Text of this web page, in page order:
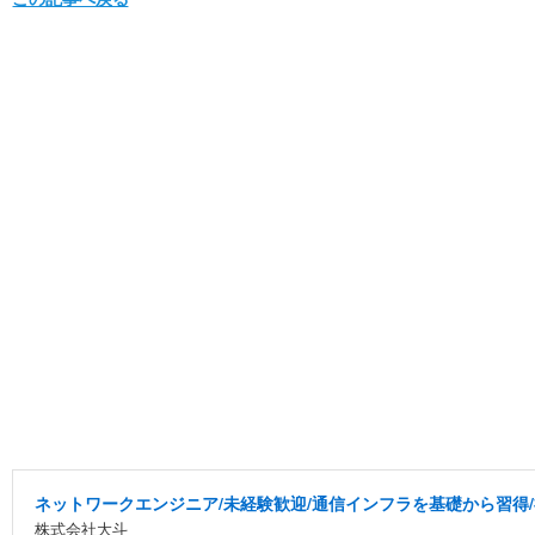
ネットワークエンジニア/未経験歓迎/通信インフラを基礎から習
株式会社大斗